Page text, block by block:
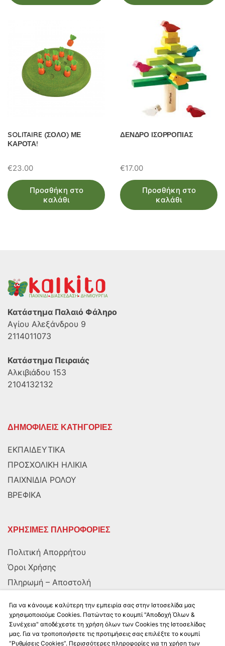
SOLITAIRE (ΣΟΛΟ) ΜΕ
ΚΑΡΟΤΑ!
€23.00
Προσθήκη στο
καλάθι
ΔΕΝΔΡΟ ΙΣΟΡΡΟΠΙΑΣ
€17.00
Προσθήκη στο
καλάθι
Κατάστημα Παλαιό Φάληρο
Αγίου Αλεξάνδρου 9
2114011073
Κατάστημα Πειραιάς
Αλκιβιάδου 153
2104132132
ΔΗΜΟΦΙΛΕΙΣ ΚΑΤΗΓΟΡΙΕΣ
ΕΚΠΑΙΔΕΥΤΙΚΑ
ΠΡΟΣΧΟΛΙΚΗ ΗΛΙΚΙΑ
ΠΑΙΧΝΙΔΙΑ ΡΟΛΟΥ
ΒΡΕΦΙΚΑ
ΧΡΗΣΙΜΕΣ ΠΛΗΡΟΦΟΡΙΕΣ
Πολιτική Απορρήτου
Όροι Χρήσης
Πληρωμή – Αποστολή
ΑΚΟΛΟΥΘΗΣΤΕ ΜΑΣ
Για να κάνουμε καλύτερη την εμπειρία σας στην Ιστοσελίδα μας
χρησιμοποιούμε Cookies. Πατώντας το κουμπί "Αποδοχή Όλων &
Συνέχεια" αποδέχεστε τη χρήση όλων των Cookies της Ιστοσελίδας
μας. Για να τροποποιήσετε τις προτιμήσεις σας επιλέξτε το κουμπί
“Ρυθμίσεις Cookies”. Περισσότερες πληροφορίες για τη χρήση των